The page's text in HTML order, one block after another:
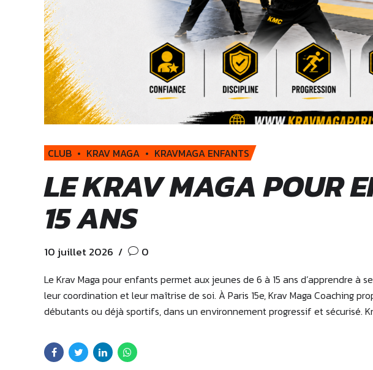
CLUB KRAV MAGA KRAVMAGA ENFANTS
LE KRAV MAGA POUR
15 ANS
10 juillet 2026 0
Le Krav Maga pour enfants permet aux jeunes de 6 à 15 ans d’apprendre à
leur coordination et leur maîtrise de soi. À Paris 15e, Krav Maga Coaching
débutants ou déjà sportifs, dans un environnement progressif et sécurisé.